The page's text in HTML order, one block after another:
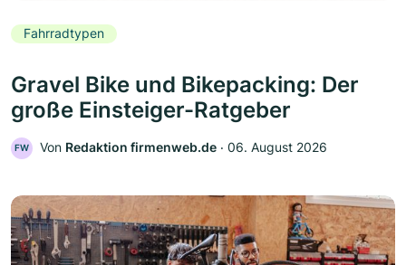
Fahrradtypen
Gravel Bike und Bikepacking: Der
große Einsteiger-Ratgeber
FW Von Redaktion firmenweb.de ‧ 06. August 2026